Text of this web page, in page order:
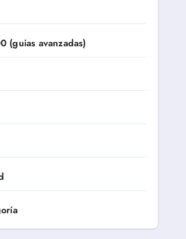
(guias avanzadas)